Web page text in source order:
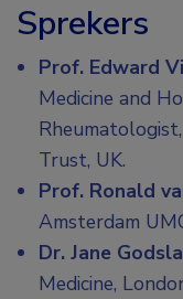
Sprekers
Prof. Edward
Medicine and
Trust, UK.
Prof. Ronald
Amsterdam
Dr. Jane
Medicine,